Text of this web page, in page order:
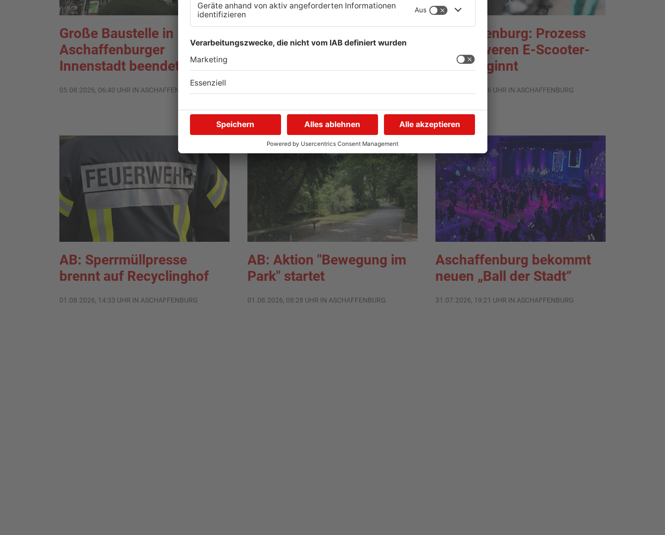
Große Baustelle in
Aschaffenburger
Innenstadt beendet
05.08.2026, 06:40 UHR IN ASCHAFFENBURG
in Aschaffenburg-
Schweinheim aus
Aschaffenburg: Prozess
um schweren E-Scooter-
Raub beginnt
04.08.2026, 06:36 UHR IN ASCHAFFENBURG
AB: Sperrmüllpresse
brennt auf Recyclinghof
01.08.2026, 14:33 UHR IN ASCHAFFENBURG
AB: Aktion "Bewegung im
Park" startet
01.08.2026, 08:28 UHR IN ASCHAFFENBURG
Aschaffenburg bekommt
neuen „Ball der Stadt“
31.07.2026, 19:21 UHR IN ASCHAFFENBURG